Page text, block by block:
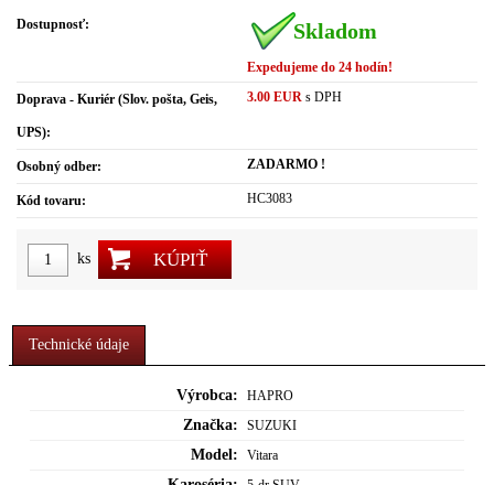
Dostupnosť: Skladom
Expedujeme do 24 hodín!
Doprava - Kuriér (Slov. pošta, Geis,
UPS):
3.00 EUR s DPH
Osobný odber: ZADARMO !
Kód tovaru: HC3083
ks KÚPIŤ
Technické údaje
Výrobca: HAPRO
Značka: SUZUKI
Model: Vitara